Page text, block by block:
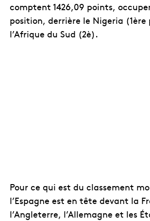
comptent 1426,09 points,
position, derrière le Nigeria
l’Afrique du Sud (2è).
Pour ce qui est du classement
l’Espagne est en tête devant la
l’Angleterre, l’Allemagne et les